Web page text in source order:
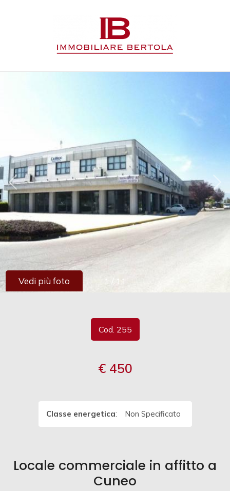
1 / 11
Vedi più foto
Cod. 255
€ 450
Classe energetica: Non Specificato
Locale commerciale in affitto a
Cuneo
CONTATTI
Affitto
Scegli
dove
cercare
Comune